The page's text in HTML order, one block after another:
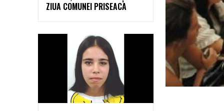
ZIUA COMUNEI PRISEACA